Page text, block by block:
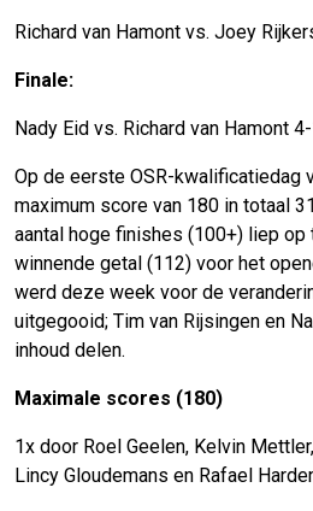
Richard van Hamont vs. Joey
Finale:
Nady Eid vs. Richard van Hamont
Op de eerste OSR-kwalificatiedag
maximum score van 180 in totaal
aantal hoge finishes (100+) liep
winnende getal (112) voor het
werd deze week voor de
uitgegooid; Tim van Rijsingen en
inhoud delen.
Maximale scores (180)
1x door Roel Geelen, Kelvin
Lincy Gloudemans en Rafael